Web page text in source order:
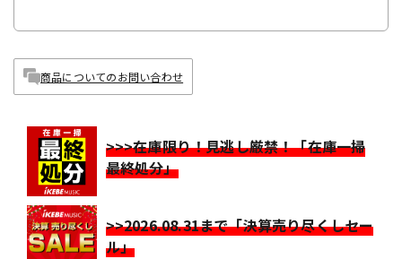
商品についてのお問い合わせ
>>>在庫限り！見逃し厳禁！「在庫一掃
最終処分」
>>2026.08.31まで「決算売り尽くしセー
ル」